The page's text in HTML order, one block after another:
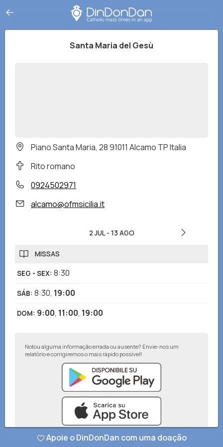
Santa Maria del Gesù
Piano Santa Maria, 28 91011 Alcamo TP Italia
Rito romano
0924502971
alcamo@ofmsicilia.it
2 JUL- 13 AGO
MISSAS
SEG - SEX: 8:30
SÁB: 8:30, 19:00
DOM: 9:00, 11:00, 19:00
Notou alguma informação errada ou ausente? Envie-nos um
relatório e corrigiremos o mais rápido possível!
Apoie o DinDonDan com uma doação